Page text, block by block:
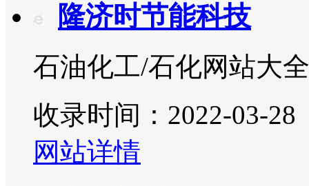
隆济时节能科技
石油化工/石化网站大全
收录时间：2022-03-28
网站详情